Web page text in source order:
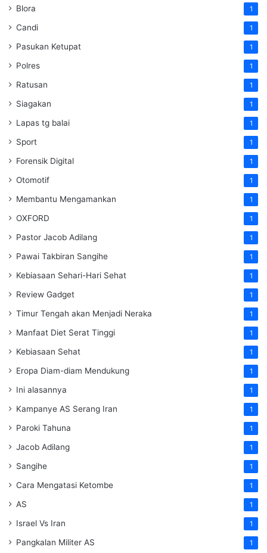
Blora 1
Candi 1
Pasukan Ketupat 1
Polres 1
Ratusan 1
Siagakan 1
Lapas tg balai 1
Sport 1
Forensik Digital 1
Otomotif 1
Membantu Mengamankan 1
OXFORD 1
Pastor Jacob Adilang 1
Pawai Takbiran Sangihe 1
Kebiasaan Sehari-Hari Sehat 1
Review Gadget 1
Timur Tengah akan Menjadi Neraka 1
Manfaat Diet Serat Tinggi 1
Kebiasaan Sehat 1
Eropa Diam-diam Mendukung 1
Ini alasannya 1
Kampanye AS Serang Iran 1
Paroki Tahuna 1
Jacob Adilang 1
Sangihe 1
Cara Mengatasi Ketombe 1
AS 1
Israel Vs Iran 1
Pangkalan Militer AS 1